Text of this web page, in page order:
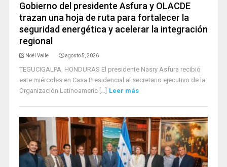
Gobierno del presidente Asfura y OLACDE
trazan una hoja de ruta para fortalecer la
seguridad energética y acelerar la integración
regional
Noél Valle agosto 5, 2026
TEGUCIGALPA, HONDURAS El presidente Nasry Asfura recibió
este miércoles en Casa Presidencial al secretario ejecutivo de la
Organización Latinoameric [...] Leer más